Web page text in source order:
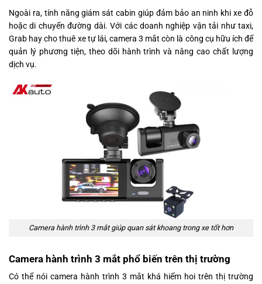
Ngoài ra, tính năng giám sát cabin giúp đảm bảo an ninh khi xe đỗ
hoặc di chuyển đường dài. Với các doanh nghiệp vận tải như taxi,
Grab hay cho thuê xe tự lái, camera 3 mắt còn là công cụ hữu ích để
quản lý phương tiện, theo dõi hành trình và nâng cao chất lượng
dịch vụ.
Camera hành trình 3 mắt giúp quan sát khoang trong xe tốt hơn
Camera hành trình 3 mắt phổ biến trên thị trường
Có thể nói camera hành trình 3 mắt khá hiếm hoi trên thị trường